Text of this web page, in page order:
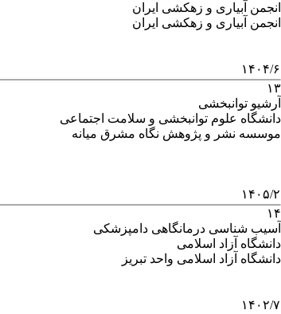
انجمن آبیاری و زهکشی ایران
انجمن آبیاری و زهکشی ایران
۱۴۰۴/۶
۱۳
آرشیو توانبخشی
دانشگاه علوم توانبخشی و سلامت اجتماعی
موسسه نشر و پژوهش نگاه مشرق میانه
۱۴۰۵/۲
۱۴
آسیب شناسی درمانگاهی دامپزشکی
دانشگاه آزاد اسلامی
دانشگاه آزاد اسلامی واحد تبریز
۱۴۰۲/۷